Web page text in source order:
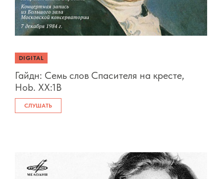
DIGITAL
Гайдн: Семь слов Спасителя на кресте,
Hob. XX:1B
СЛУШАТЬ